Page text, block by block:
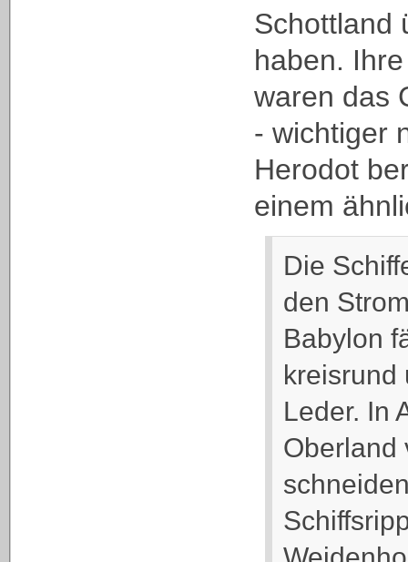
Schottland
haben.
waren das
- wichtiger
Herodot
einem
Die
den
Babylon
kreisrund
Leder. In
Oberland